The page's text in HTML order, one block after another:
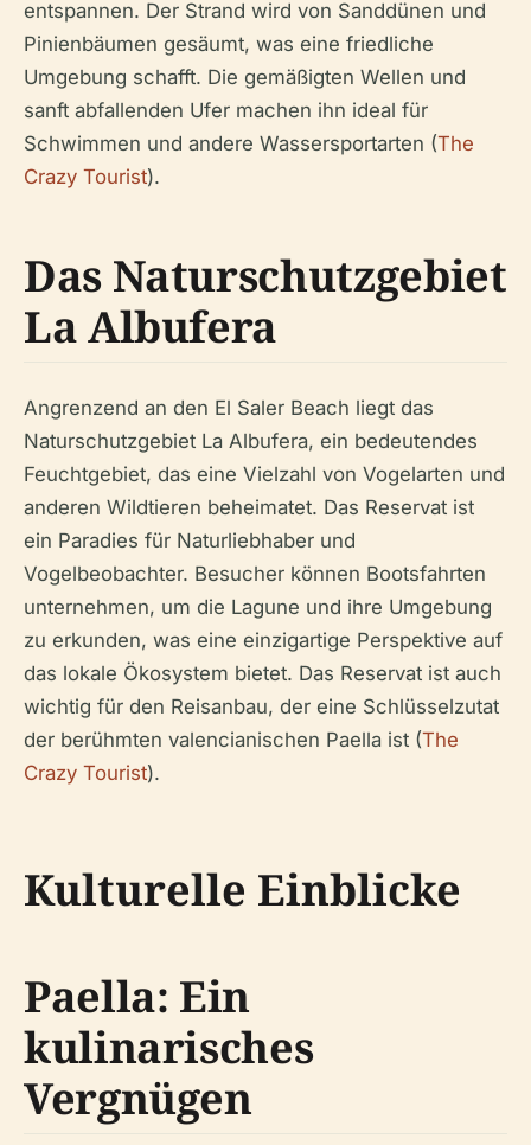
entspannen. Der Strand wird von Sanddünen und
Pinienbäumen gesäumt, was eine friedliche
Umgebung schafft. Die gemäßigten Wellen und
sanft abfallenden Ufer machen ihn ideal für
Schwimmen und andere Wassersportarten (The
Crazy Tourist).
Das Naturschutzgebiet
La Albufera
Angrenzend an den El Saler Beach liegt das
Naturschutzgebiet La Albufera, ein bedeutendes
Feuchtgebiet, das eine Vielzahl von Vogelarten und
anderen Wildtieren beheimatet. Das Reservat ist
ein Paradies für Naturliebhaber und
Vogelbeobachter. Besucher können Bootsfahrten
unternehmen, um die Lagune und ihre Umgebung
zu erkunden, was eine einzigartige Perspektive auf
das lokale Ökosystem bietet. Das Reservat ist auch
wichtig für den Reisanbau, der eine Schlüsselzutat
der berühmten valencianischen Paella ist (The
Crazy Tourist).
Kulturelle Einblicke
Paella: Ein
kulinarisches
Vergnügen